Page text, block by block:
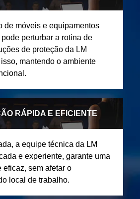
de móveis e equipamentos
perturbar a rotina de
de proteção da LM
mantendo o ambiente
RÁPIDA E EFICIENTE
a equipe técnica da LM
e experiente, garante uma
eficaz, sem afetar o
local de trabalho.